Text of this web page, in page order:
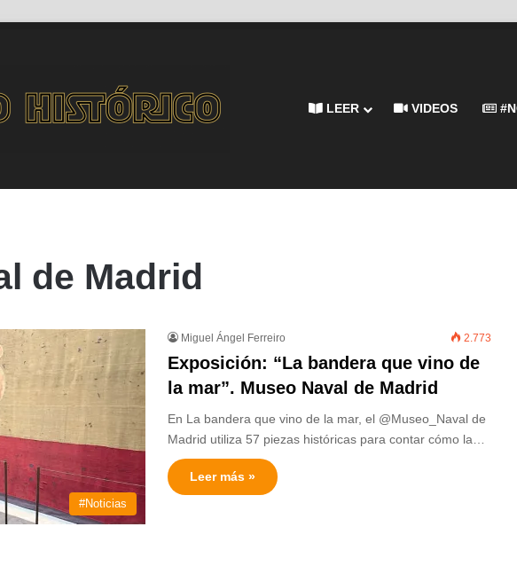
LEER VIDEOS
de Madrid
#Noticias
Miguel Ángel Ferreiro 2.773
Exposición: “La bandera que vino de
la mar”. Museo Naval de Madrid
En La bandera que vino de la mar, el @Museo_Naval de
Madrid utiliza 57 piezas históricas para contar cómo la…
Leer más »